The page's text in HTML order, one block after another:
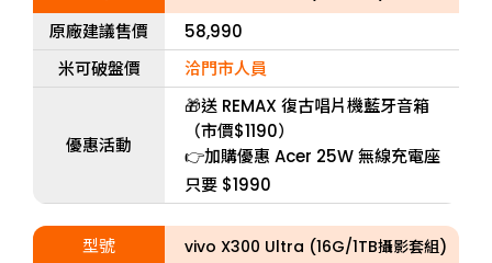
原廠建議售價
58,990
米可破盤價
洽門市人員
優惠活動
🎁送 REMAX 復古唱片機藍牙音箱
（市價$1190）
👉加購優惠 Acer 25W 無線充電座
只要 $1990
型號 vivo X300 Ultra (16G/1TB攝影套組)